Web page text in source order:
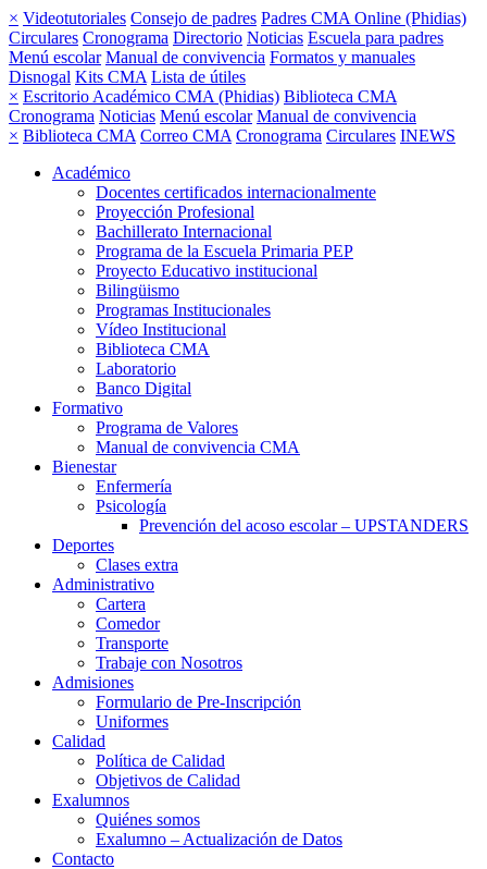
× Videotutoriales Consejo de padres Padres CMA Online (Phidias)
Circulares Cronograma Directorio Noticias Escuela para padres
Menú escolar Manual de convivencia Formatos y manuales
Disnogal Kits CMA Lista de útiles
× Escritorio Académico CMA (Phidias) Biblioteca CMA
Cronograma Noticias Menú escolar Manual de convivencia
× Biblioteca CMA Correo CMA Cronograma Circulares INEWS
Académico
Docentes certificados internacionalmente
Proyección Profesional
Bachillerato Internacional
Programa de la Escuela Primaria PEP
Proyecto Educativo institucional
Bilingüismo
Programas Institucionales
Vídeo Institucional
Biblioteca CMA
Laboratorio
Banco Digital
Formativo
Programa de Valores
Manual de convivencia CMA
Bienestar
Enfermería
Psicología
Prevención del acoso escolar – UPSTANDERS
Deportes
Clases extra
Administrativo
Cartera
Comedor
Transporte
Trabaje con Nosotros
Admisiones
Formulario de Pre-Inscripción
Uniformes
Calidad
Política de Calidad
Objetivos de Calidad
Exalumnos
Quiénes somos
Exalumno – Actualización de Datos
Contacto